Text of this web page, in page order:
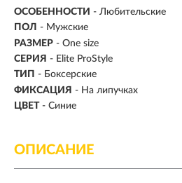
ОСОБЕННОСТИ - Любительские
ПОЛ - Мужские
РАЗМЕР - One size
СЕРИЯ - Elite ProStyle
ТИП - Боксерские
ФИКСАЦИЯ - На липучках
ЦВЕТ - Синие
ОПИСАНИЕ